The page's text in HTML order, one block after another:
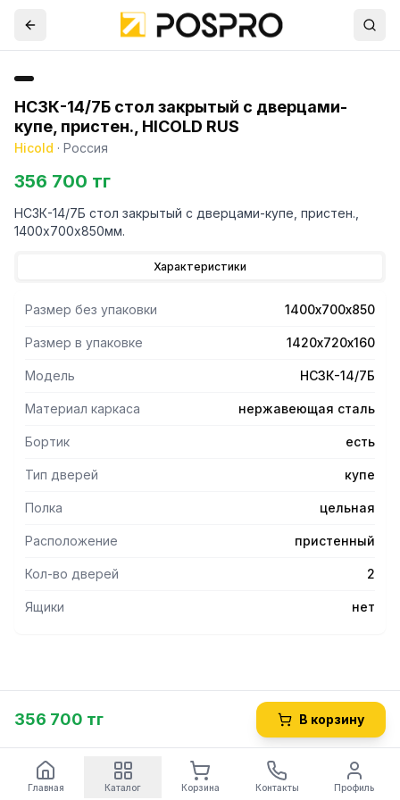
НСЗК-14/7Б стол закрытый с дверцами-
купе, пристен., HICOLD RUS
Hicold · Россия
356 700 тг
НСЗК-14/7Б стол закрытый с дверцами-купе, пристен.,
1400х700х850мм.
Характеристики
Размер без упаковки 1400х700х850
Размер в упаковке 1420х720х160
Модель НСЗК-14/7Б
Материал каркаса нержавеющая сталь
Бортик есть
Тип дверей купе
Полка цельная
Расположение пристенный
Кол-во дверей 2
Ящики нет
356 700 тг В корзину
Главная Каталог Корзина Контакты Профиль